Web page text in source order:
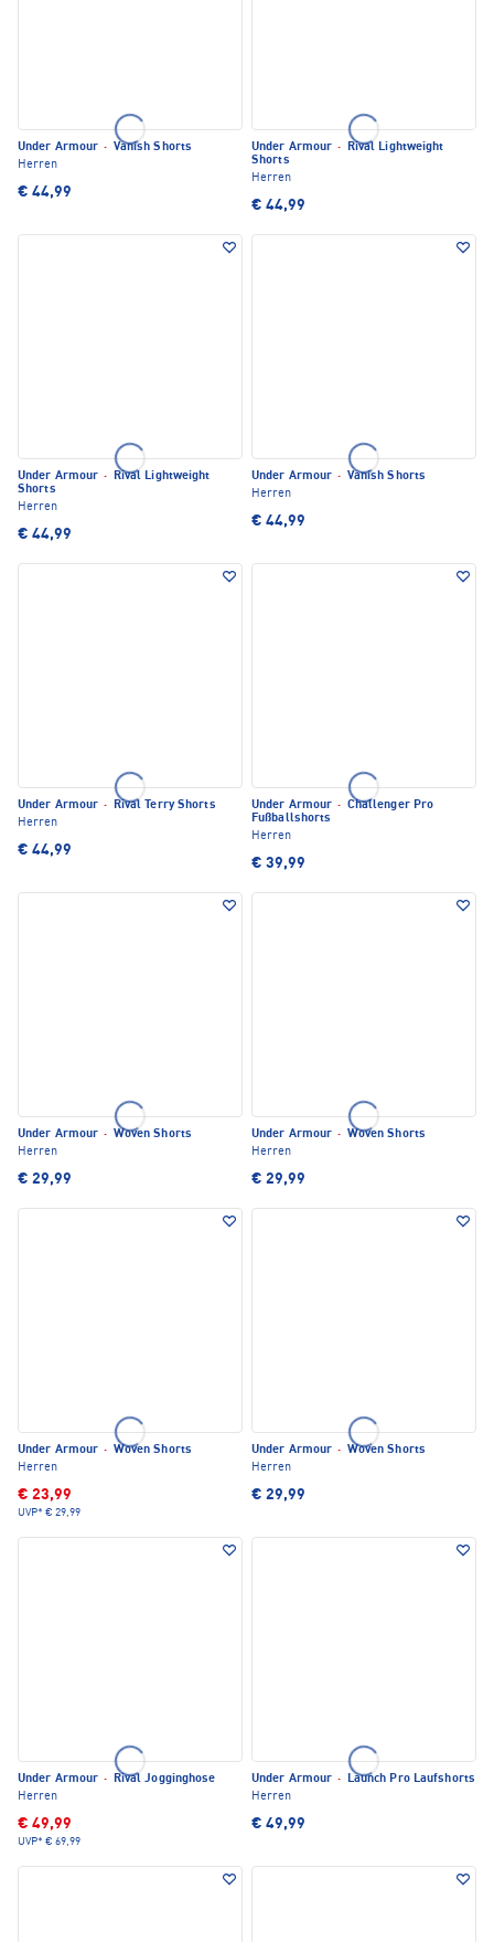
Under Armour · Vanish Shorts
Herren
€ 44,99
Under Armour ·
Rival Lightweight
Shorts
Herren
€ 44,99
Under Armour ·
Rival Lightweight
Shorts
Herren
€ 44,99
Under Armour · Vanish Shorts
Herren
€ 44,99
Under Armour ·
Rival Terry Shorts
Herren
€ 44,99
Under Armour · Challenger Pro
Fußballshorts
Herren
€ 39,99
Under Armour · Woven Shorts
Herren
€ 29,99
Under Armour · Woven Shorts
Herren
€ 29,99
Under Armour · Woven Shorts
Herren
€ 23,99
UVP* € 29,99
Under Armour · Woven Shorts
Herren
€ 29,99
Under Armour ·
Rival Jogginghose
Herren
€ 49,99
UVP* € 69,99
Under Armour ·
Launch Pro Laufshorts
Herren
€ 49,99